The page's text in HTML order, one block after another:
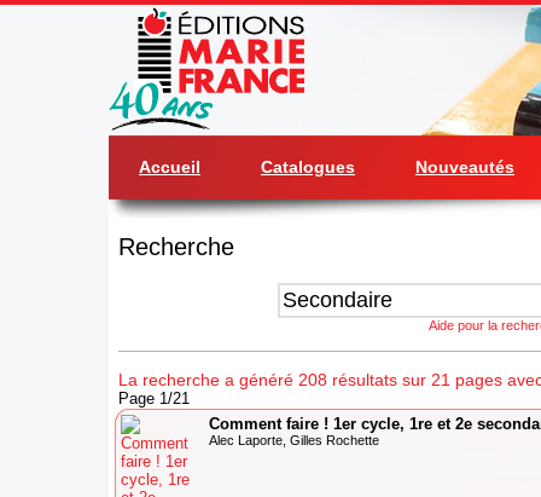
Accueil Catalogues Nouveautés
Recherche
Aide pour la
La recherche a généré 208 résultats sur 21 pages
Page 1/21
Comment faire ! 1er cycle, 1re et 2e
Alec Laporte, Gilles Rochette